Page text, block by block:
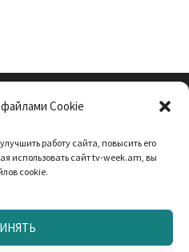
Cookie
работу сайта, повысить его
использовать сайт tv-week.am, вы
cookie.
TV-неделя без